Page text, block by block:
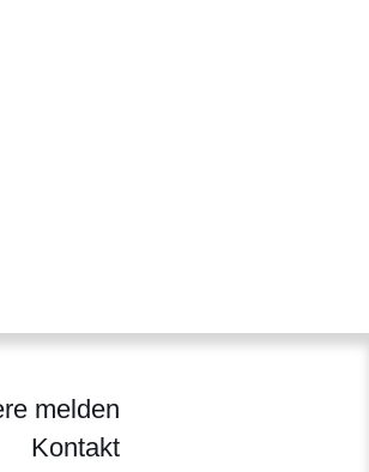
melden
Kontakt